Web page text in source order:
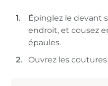
Épinglez le devant
endroit, et cousez
épaules.
Ouvrez les